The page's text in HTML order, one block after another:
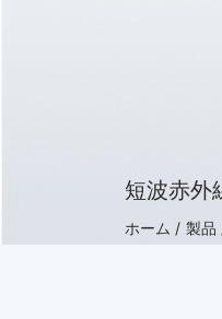
短波赤外
ホーム / 製品